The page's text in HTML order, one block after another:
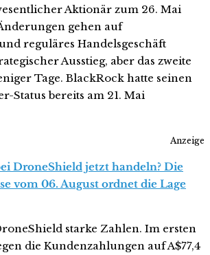
Aktionär zum 26. Mai
gehen auf
reguläres Handelsgeschäft
Ausstieg, aber das zweite
Tage. BlackRock hatte seinen
Status bereits am 21. Mai
Anzeige
DroneShield jetzt handeln? Die
vom 06. August ordnet die Lage
starke Zahlen. Im ersten
die Kundenzahlungen auf A$77,4